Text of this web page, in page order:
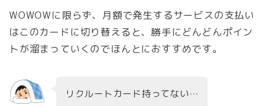
WOWOWに限らず、月額で発生するサービスの支払い
はこのカードに切り替えると、勝手にどんどんポイン
トが溜まっていくのでほんとにおすすめです。
リクルートカード持ってない…